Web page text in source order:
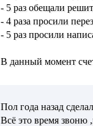
- 5 раз обещали
- 4 раза просили
- 5 раз просили
В данный момент
Пол года назад
Всё это время